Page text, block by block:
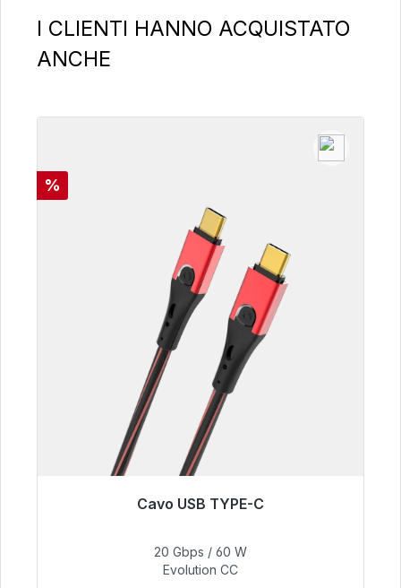
Salta la galleria dei prodotti
I CLIENTI HANNO ACQUISTATO
ANCHE
Sconto
%
Cavo USB TYPE-C
Pronto per la spedizione immediata, tempo di
50,40 €
20 Gbps / 60 W
Evolution CC